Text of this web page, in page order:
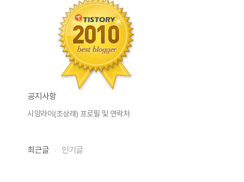
공지사항
시앙라이(조상래) 프로필 및 연락처
최근글 인기글